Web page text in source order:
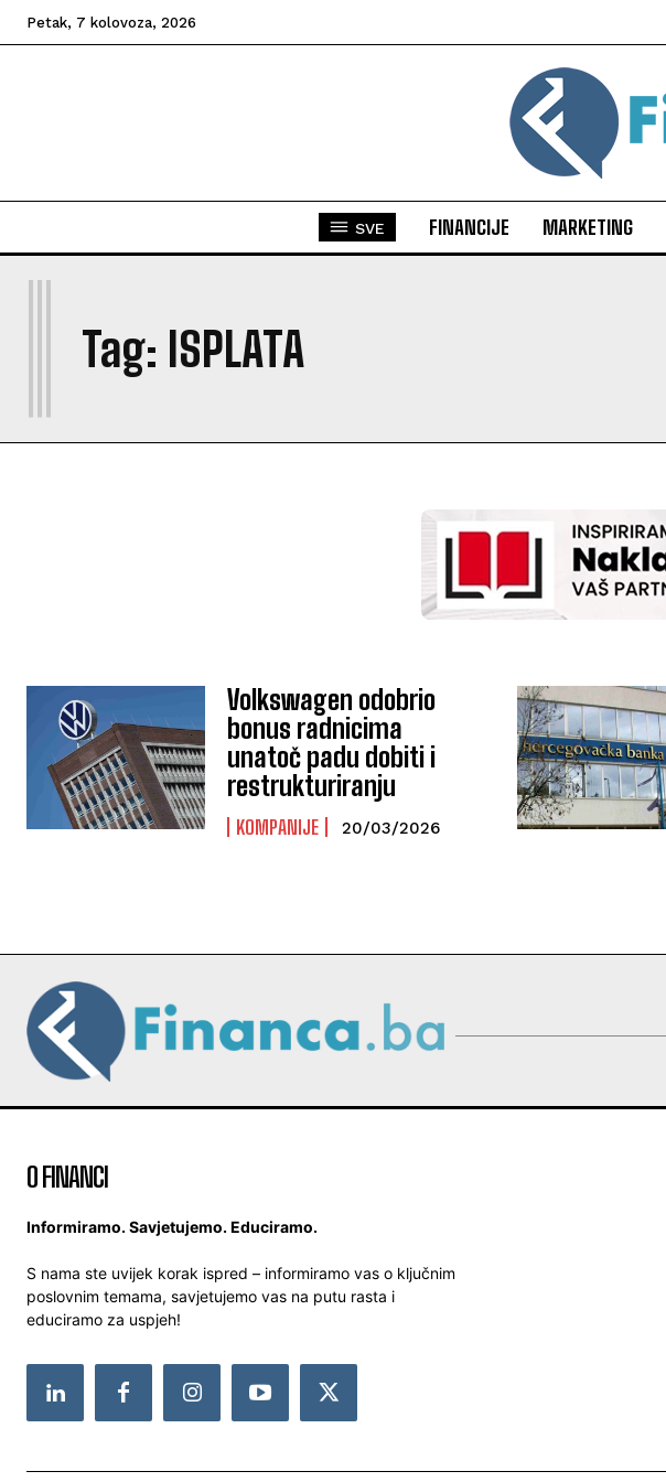
Petak, 7 kolovoza, 2026
SVE FINANCIJE MARKETING
Tag: ISPLATA
I
Volkswagen odobrio
bonus radnicima
unatoč padu dobiti i
restrukturiranju
KOMPANIJE 20/03/2026
O FINANCI
Informiramo. Savjetujemo. Educiramo.
S nama ste uvijek korak ispred – informiramo vas o ključnim
poslovnim temama, savjetujemo vas na putu rasta i
educiramo za uspjeh!